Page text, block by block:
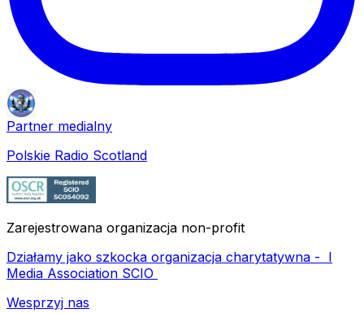
Partner medialny
Polskie Radio Scotland
Zarejestrowana organizacja non-profit
Działamy jako szkocka organizacja charytatywna - I
Media Association SCIO
Wesprzyj nas